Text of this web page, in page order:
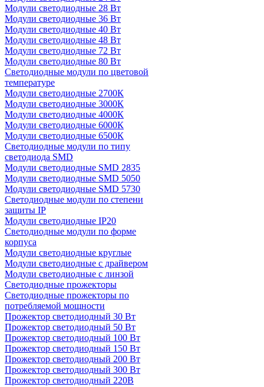
Модули светодиодные 28 Вт
Модули светодиодные 36 Вт
Модули светодиодные 40 Вт
Модули светодиодные 48 Вт
Модули светодиодные 72 Вт
Модули светодиодные 80 Вт
Светодиодные модули по цветовой
температуре
Модули светодиодные 2700К
Модули светодиодные 3000К
Модули светодиодные 4000К
Модули светодиодные 6000К
Модули светодиодные 6500К
Светодиодные модули по типу
светодиода SMD
Модули светодиодные SMD 2835
Модули светодиодные SMD 5050
Модули светодиодные SMD 5730
Светодиодные модули по степени
защиты IP
Модули светодиодные IP20
Светодиодные модули по форме
корпуса
Модули светодиодные круглые
Модули светодиодные с драйвером
Модули светодиодные с линзой
Светодиодные прожекторы
Светодиодные прожекторы по
потребляемой мощности
Прожектор светодиодный 30 Вт
Прожектор светодиодный 50 Вт
Прожектор светодиодный 100 Вт
Прожектор светодиодный 150 Вт
Прожектор светодиодный 200 Вт
Прожектор светодиодный 300 Вт
Прожектор светодиодный 220В